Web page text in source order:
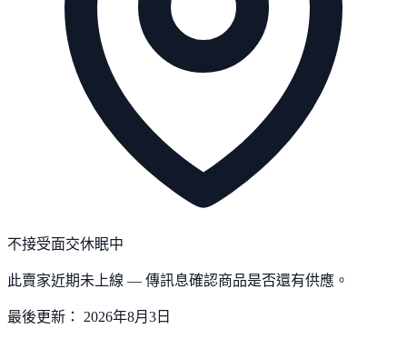
不接受面交休眠中
此賣家近期未上線 — 傳訊息確認商品是否還有供應。
最後更新： 2026年8月3日